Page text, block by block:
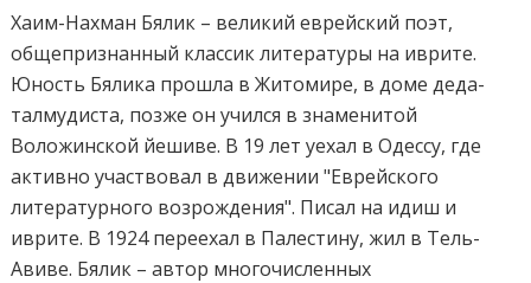
Хаим-Нахман Бялик – великий еврейский поэт,
общепризнанный классик литературы на иврите.
Юность Бялика прошла в Житомире, в доме деда-
талмудиста, позже он учился в знаменитой
Воложинской йешиве. В 19 лет уехал в Одессу, где
активно участвовал в движении "Еврейского
литературного возрождения". Писал на идиш и
иврите. В 1924 переехал в Палестину, жил в Тель-
Авиве. Бялик – автор многочисленных